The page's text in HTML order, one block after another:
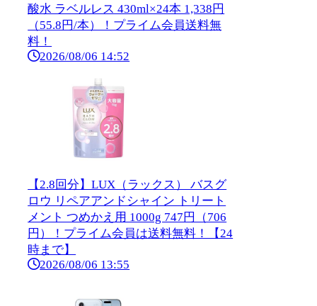
酸水 ラベルレス 430ml×24本 1,338円
（55.8円/本）！プライム会員送料無
料！
2026/08/06 14:52
【2.8回分】LUX（ラックス） バスグ
ロウ リペアアンドシャイン トリート
メント つめかえ用 1000g 747円（706
円）！プライム会員は送料無料！【24
時まで】
2026/08/06 13:55